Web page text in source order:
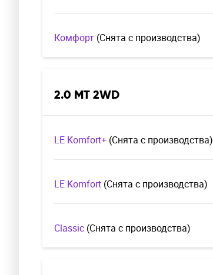
Комфорт (Cнята с производства)
2.0 MT 2WD
LE Komfort+ (Cнята с производства)
LE Komfort (Cнята с производства)
Classic (Cнята с производства)